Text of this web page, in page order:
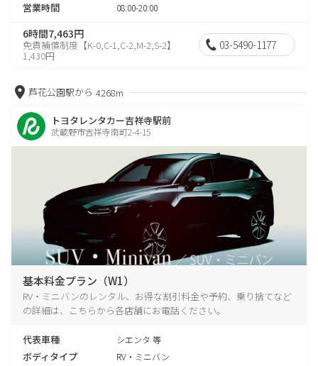
営業時間 08:00-20:00
6時間7,463円
免責補償制度【K-0,C-1,C-2,M-2,S-2】
1,430円
03-5490-1177
芦花公園駅から 4268m
トヨタレンタカー吉祥寺駅前
武蔵野市吉祥寺南町2-4-15
基本料金プラン（W1）
RV・ミニバンのレンタル、お得な割引料金や予約、乗り捨てなど
の詳細は、こちらから各店舗にお電話ください。
代表車種 シエンタ 等
ボディタイプ RV・ミニバン